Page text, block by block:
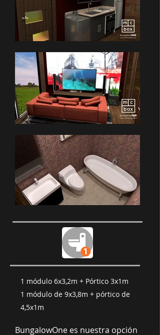
1 módulo 6x3,2m + Pórtico 3x1m
1 módulo de 9x3,8m + pórtico de
4,5x1m
​BungalowOne es nuestra opción